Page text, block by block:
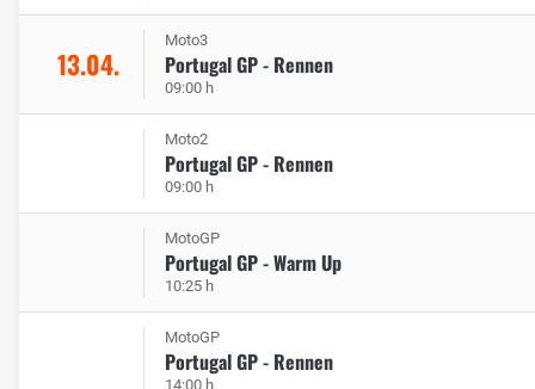
13.04.
Moto3
Portugal GP - Rennen
09:00 h
Moto2
Portugal GP - Rennen
09:00 h
MotoGP
Portugal GP - Warm Up
10:25 h
MotoGP
Portugal GP - Rennen
14:00 h